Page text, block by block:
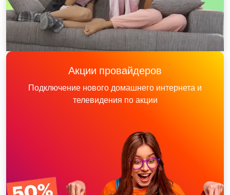
Акции провайдеров
Подключение нового домашнего интернета и
телевидения по акции